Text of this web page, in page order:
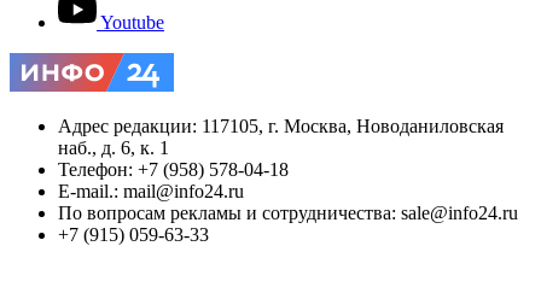
Youtube
Адрес редакции: 117105, г. Москва, Новоданиловская
наб., д. 6, к. 1
Телефон: +7 (958) 578-04-18
E-mail.: mail@info24.ru
По вопросам рекламы и сотрудничества: sale@info24.ru
+7 (915) 059-63-33